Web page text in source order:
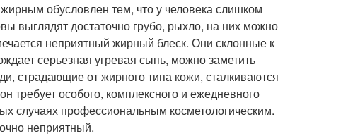
обусловлен тем, что у человека слишком
выглядят достаточно грубо, рыхло, на них можно
неприятный жирный блеск. Они склонные к
серьезная угревая сыпь, можно заметить
страдающие от жирного типа кожи, сталкиваются
требует особого, комплексного и ежедневного
случаях профессиональным косметологическим.
неприятный.